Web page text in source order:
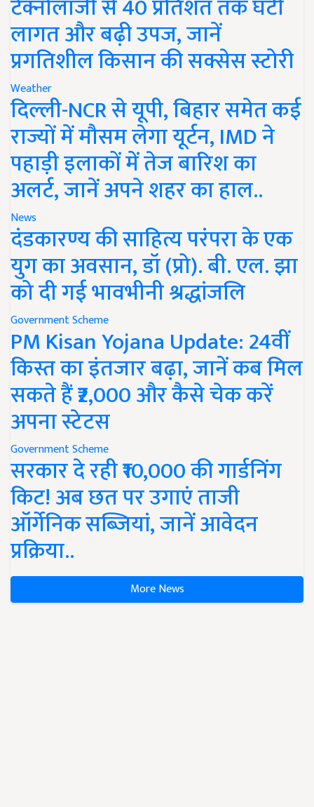
टेक्नोलॉजी से 40 प्रतिशत तक घटी
लागत और बढ़ी उपज, जानें
प्रगतिशील किसान की सक्सेस स्टोरी
Weather
दिल्ली-NCR से यूपी, बिहार समेत कई
राज्यों में मौसम लेगा यूर्टन, IMD ने
पहाड़ी इलाकों में तेज बारिश का
अलर्ट, जानें अपने शहर का हाल..
News
दंडकारण्य की साहित्य परंपरा के एक
युग का अवसान, डॉ (प्रो). बी. एल. झा
को दी गई भावभीनी श्रद्धांजलि
Government Scheme
PM Kisan Yojana Update: 24वीं
किस्त का इंतजार बढ़ा, जानें कब मिल
सकते हैं ₹2,000 और कैसे चेक करें
अपना स्टेटस
Government Scheme
सरकार दे रही ₹10,000 की गार्डनिंग
किट! अब छत पर उगाएं ताजी
ऑर्गेनिक सब्जियां, जानें आवेदन
प्रक्रिया..
More News